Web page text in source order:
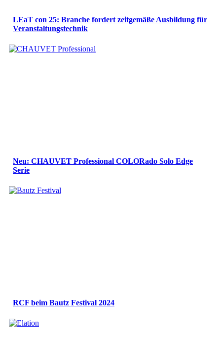
LEaT con 25: Branche fordert zeitgemäße Ausbildung für
Veranstaltungstechnik
Neu: CHAUVET Professional COLORado Solo Edge
Serie
RCF beim Bautz Festival 2024